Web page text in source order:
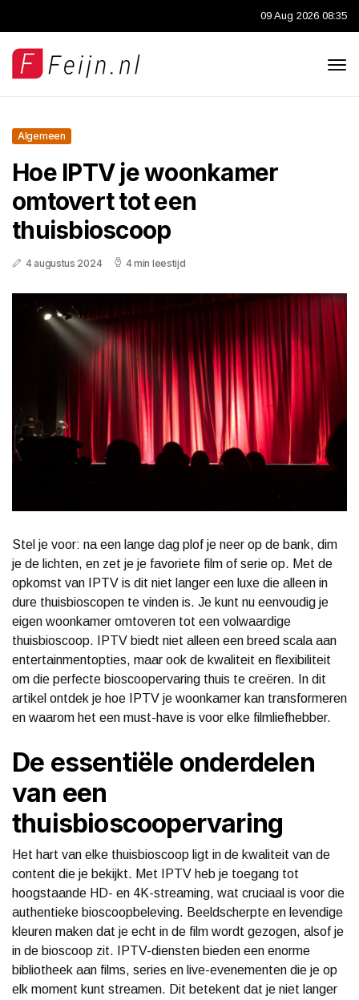
09 Aug 2026 08:35
Algemeen
Hoe IPTV je woonkamer
omtovert tot een
thuisbioscoop
4 augustus 2024 4 min leestijd
Stel je voor: na een lange dag plof je neer op de bank, dim
je de lichten, en zet je je favoriete film of serie op. Met de
opkomst van IPTV is dit niet langer een luxe die alleen in
dure thuisbioscopen te vinden is. Je kunt nu eenvoudig je
eigen woonkamer omtoveren tot een volwaardige
thuisbioscoop. IPTV biedt niet alleen een breed scala aan
entertainmentopties, maar ook de kwaliteit en flexibiliteit
om die perfecte bioscoopervaring thuis te creëren. In dit
artikel ontdek je hoe IPTV je woonkamer kan transformeren
en waarom het een must-have is voor elke filmliefhebber.
De essentiële onderdelen
van een
thuisbioscoopervaring
Het hart van elke thuisbioscoop ligt in de kwaliteit van de
content die je bekijkt. Met IPTV heb je toegang tot
hoogstaande HD- en 4K-streaming, wat cruciaal is voor die
authentieke bioscoopbeleving. Beeldscherpte en levendige
kleuren maken dat je echt in de film wordt gezogen, alsof je
in de bioscoop zit. IPTV-diensten bieden een enorme
bibliotheek aan films, series en live-evenementen die je op
elk moment kunt streamen. Dit betekent dat je niet langer